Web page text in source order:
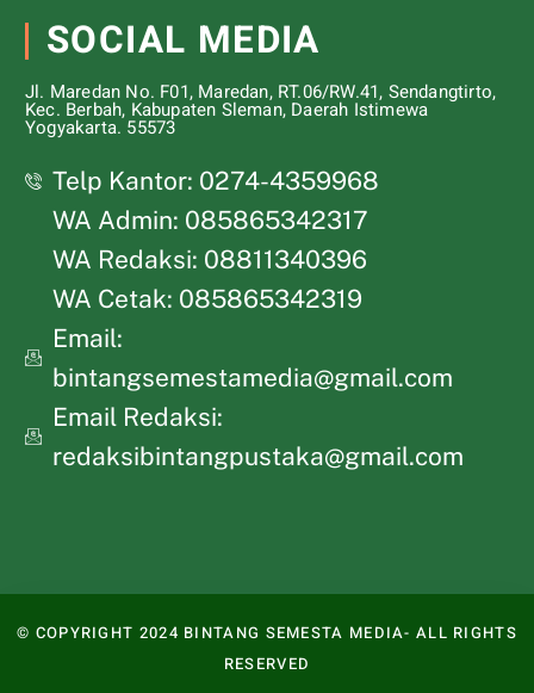
SOCIAL MEDIA
Jl. Maredan No. F01, Maredan, RT.06/RW.41, Sendangtirto,
Kec. Berbah, Kabupaten Sleman, Daerah Istimewa
Yogyakarta. 55573
Telp Kantor: 0274-4359968
WA Admin: 085865342317
WA Redaksi: 08811340396
WA Cetak: 085865342319
Email:
bintangsemestamedia@gmail.com
Email Redaksi:
redaksibintangpustaka@gmail.com
© COPYRIGHT 2024 BINTANG SEMESTA MEDIA- ALL RIGHTS
RESERVED